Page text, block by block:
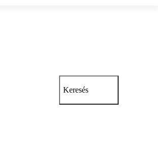
Keresés